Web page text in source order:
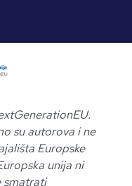
su autorova i ne
Europske
unija ni
smatrati